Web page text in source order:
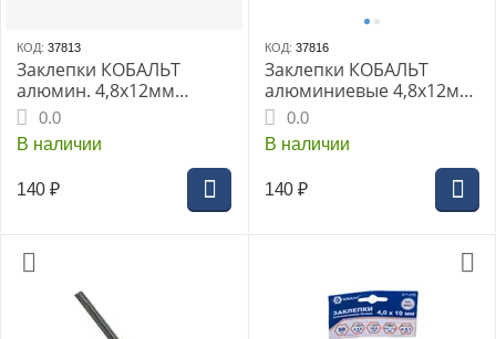
КОД: 37813
Заклепки КОБАЛЬТ
алюмин. 4,8х12мм
зелёные RAL 6005
(50шт.) пакет
0.0
В наличии
140 ₽
КОД: 37816
Заклепки КОБАЛЬТ
алюминиевые 4,8х12мм
синие RAL 5005 (50шт.)
пакет
0.0
В наличии
140 ₽